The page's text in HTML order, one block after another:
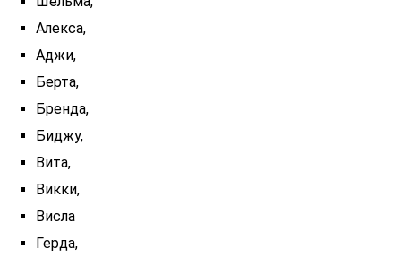
Алекса,
Аджи,
Берта,
Бренда,
Биджу,
Вита,
Викки,
Висла
Герда,